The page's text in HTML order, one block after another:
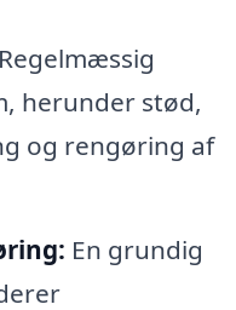
Regelmæssig
herunder stød,
og rengøring af
En grundig